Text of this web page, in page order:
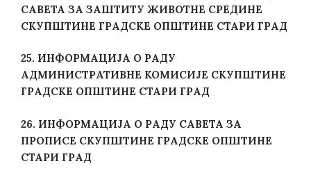
САВЕТА ЗА ЗАШТИТУ ЖИВОТНЕ СРЕДИНЕ
СКУПШТИНЕ ГРАДСКЕ ОПШТИНЕ СТАРИ ГРАД
25. ИНФОРМАЦИЈА О РАДУ
АДМИНИСТРАТИВНЕ КОМИСИЈЕ СКУПШТИНЕ
ГРАДСКЕ ОПШТИНЕ СТАРИ ГРАД
26. ИНФОРМАЦИЈА О РАДУ САВЕТА ЗА
ПРОПИСЕ СКУПШТИНЕ ГРАДСКЕ ОПШТИНЕ
СТАРИ ГРАД